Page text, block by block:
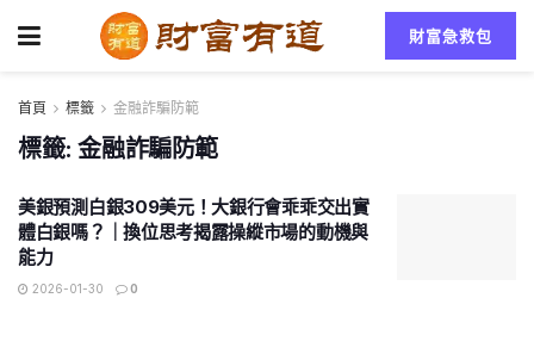
財富急救包
首頁 標籤 金融詐騙防範
標籤:金融詐騙防範
美銀預測白銀309美元！大銀行會乖乖交出實
體白銀嗎？｜換位思考揭露操縱市場的動機與
能力
2026-01-30 0